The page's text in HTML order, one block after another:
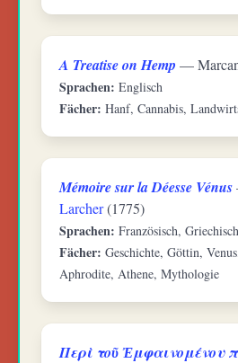
A Treatise on Hemp —
Sprachen: Englisch
Fächer: Hanf, Cannabis,
Mémoire sur la Déesse Vénus
Larcher(1775)
Sprachen: Französisch, Griechisch
Fächer: Geschichte, Göttin,
Aphrodite, Athene, Mythologie
Περὶ τοῦ Ἐμφαινομένου